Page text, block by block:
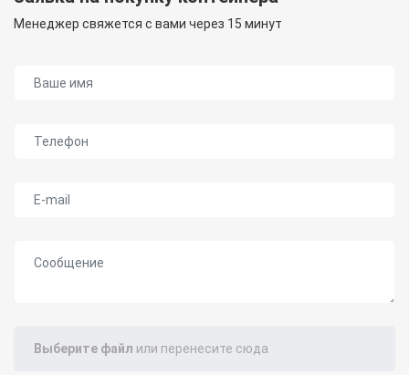
Менеджер свяжется с вами через 15 минут
Выберите файл или перенесите сюда